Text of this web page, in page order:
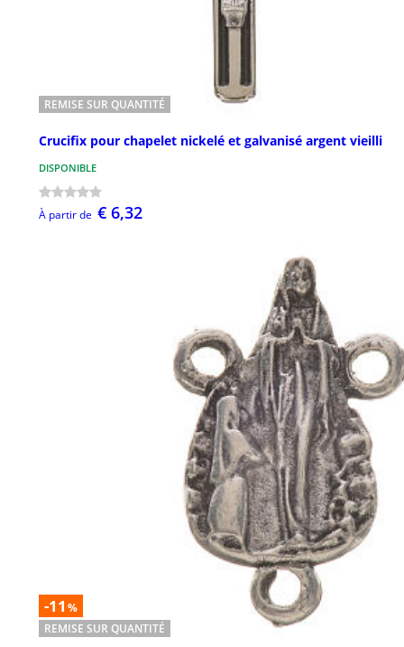
REMISE SUR QUANTITÉ
Crucifix pour chapelet nickelé et galvanisé argent vieilli
DISPONIBLE
À partir de € 6,32
-11 %
REMISE SUR QUANTITÉ